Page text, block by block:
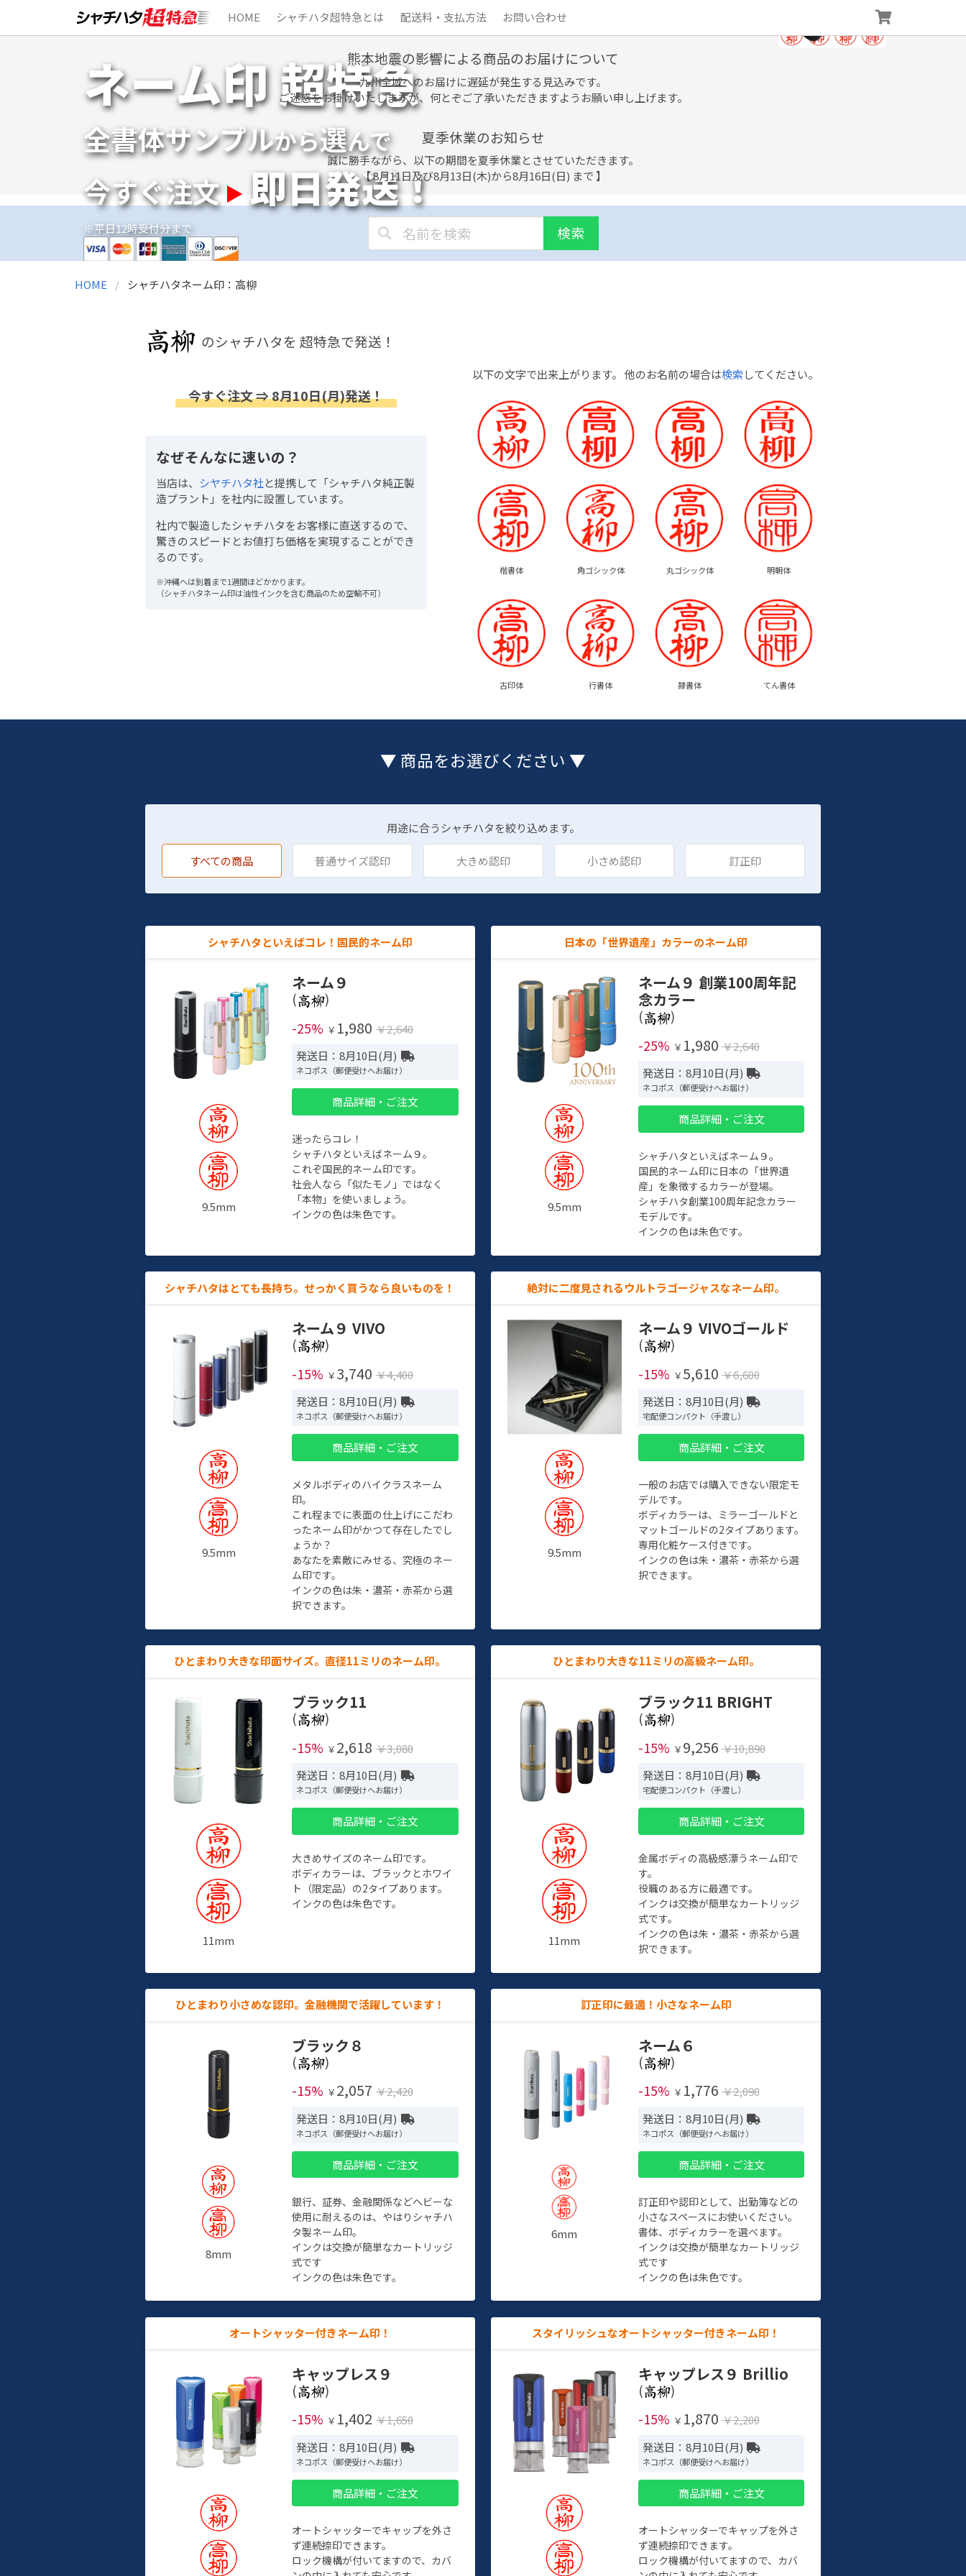
HOME シャチハタ超特急とは 配送料・支払方法 お問い合わせ
ネーム印 超特急
全書体サンプルから選んで
今すぐ注文 即日発送！
※平日12時受付分まで
熊本地震の影響による商品のお届けについて
九州全域へのお届けに遅延が発生する見込みです。
ご迷惑をお掛けいたしますが、何とぞご了承いただきますようお願い申し上げます。
夏季休業のお知らせ
誠に勝手ながら、以下の期間を夏季休業とさせていただきます。
【 8月11日及び8月13日(木)から8月16日(日) まで 】
検索
HOME シャチハタネーム印：高柳
のシャチハタを 超特急で発送！
以下の文字で出来上がります。 他のお名前の場合は検索してください。
楷書体 角ゴシック体 丸ゴシック体 明朝体
古印体 行書体 隷書体 てん書体
今すぐ注文 ⇒ 8月10日(月)発送！
なぜそんなに速いの？
当店は、 シヤチハタ社と提携して「シャチハタ純正製
造プラント」を社内に設置しています。
社内で製造したシャチハタをお客様に直送するので、
驚きのスピードとお値打ち価格を実現することができ
るのです。
※沖縄へは到着まで1週間ほどかかります。
（シャチハタネーム印は油性インクを含む商品のため空輸不可）
▼ 商品をお選びください ▼
用途に合うシャチハタを絞り込めます。
すべての商品 普通サイズ認印 大きめ認印 小さめ認印 訂正印
シャチハタといえばコレ！国民的ネーム印
9.5mm
ネーム９
(
)
-25% ￥ 1,980 ￥2,640
発送日：8月10日(月)
ネコポス（郵便受けへお届け）
商品詳細・ご注文
迷ったらコレ！
シャチハタといえばネーム９。
これぞ国民的ネーム印です。
社会人なら「似たモノ」ではなく
「本物」を使いましょう。
インクの色は朱色です。
日本の「世界遺産」カラーのネーム印
9.5mm
ネーム９ 創業100周年記
念カラー
(
)
-25% ￥ 1,980 ￥2,640
発送日：8月10日(月)
ネコポス（郵便受けへお届け）
商品詳細・ご注文
シャチハタといえばネーム９。
国民的ネーム印に日本の「世界遺
産」を象徴するカラーが登場。
シャチハタ創業100周年記念カラー
モデルです。
インクの色は朱色です。
シャチハタはとても長持ち。せっかく買うなら良いものを！
9.5mm
ネーム９ VIVO
(
)
-15% ￥ 3,740 ￥4,400
発送日：8月10日(月)
ネコポス（郵便受けへお届け）
商品詳細・ご注文
メタルボディのハイクラスネーム
印。
これ程までに表面の仕上げにこだわ
ったネーム印がかつて存在したでし
ょうか？
あなたを素敵にみせる、究極のネー
ム印です。
インクの色は朱・濃茶・赤茶から選
択できます。
絶対に二度見されるウルトラゴージャスなネーム印。
9.5mm
ネーム９ VIVOゴールド
(
)
-15% ￥ 5,610 ￥6,600
発送日：8月10日(月)
宅配便コンパクト（手渡し）
商品詳細・ご注文
一般のお店では購入できない限定モ
デルです。
ボディカラーは、ミラーゴールドと
マットゴールドの2タイプあります。
専用化粧ケース付きです。
インクの色は朱・濃茶・赤茶から選
択できます。
ひとまわり大きな印面サイズ。直径11ミリのネーム印。
11mm
ブラック11
(
)
-15% ￥ 2,618 ￥3,080
発送日：8月10日(月)
ネコポス（郵便受けへお届け）
商品詳細・ご注文
大きめサイズのネーム印です。
ボディカラーは、ブラックとホワイ
ト（限定品）の2タイプあります。
インクの色は朱色です。
ひとまわり大きな11ミリの高級ネーム印。
11mm
ブラック11 BRIGHT
(
)
-15% ￥ 9,256 ￥10,890
発送日：8月10日(月)
宅配便コンパクト（手渡し）
商品詳細・ご注文
金属ボディの高級感漂うネーム印で
す。
役職のある方に最適です。
インクは交換が簡単なカートリッジ
式です。
インクの色は朱・濃茶・赤茶から選
択できます。
ひとまわり小さめな認印。金融機関で活躍しています！
8mm
ブラック８
(
)
-15% ￥ 2,057 ￥2,420
発送日：8月10日(月)
ネコポス（郵便受けへお届け）
商品詳細・ご注文
銀行、証券、金融関係などヘビーな
使用に耐えるのは、やはりシャチハ
タ製ネーム印。
インクは交換が簡単なカートリッジ
式です
インクの色は朱色です。
訂正印に最適！小さなネーム印
6mm
ネーム６
(
)
-15% ￥ 1,776 ￥2,090
発送日：8月10日(月)
ネコポス（郵便受けへお届け）
商品詳細・ご注文
訂正印や認印として、出勤簿などの
小さなスペースにお使いください。
書体、ボディカラーを選べます。
インクは交換が簡単なカートリッジ
式です
インクの色は朱色です。
オートシャッター付きネーム印！
キャップレス９
(
)
-15% ￥ 1,402 ￥1,650
発送日：8月10日(月)
ネコポス（郵便受けへお届け）
商品詳細・ご注文
オートシャッターでキャップを外さ
ず連続捺印できます。
ロック機構が付いてますので、カバ
スタイリッシュなオートシャッター付きネーム印！
キャップレス９ Brillio
(
)
-15% ￥ 1,870 ￥2,200
発送日：8月10日(月)
ネコポス（郵便受けへお届け）
商品詳細・ご注文
オートシャッターでキャップを外さ
ず連続捺印できます。
ロック機構が付いてますので、カバ